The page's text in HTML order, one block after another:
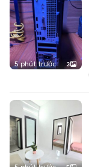
5 phút trước 3